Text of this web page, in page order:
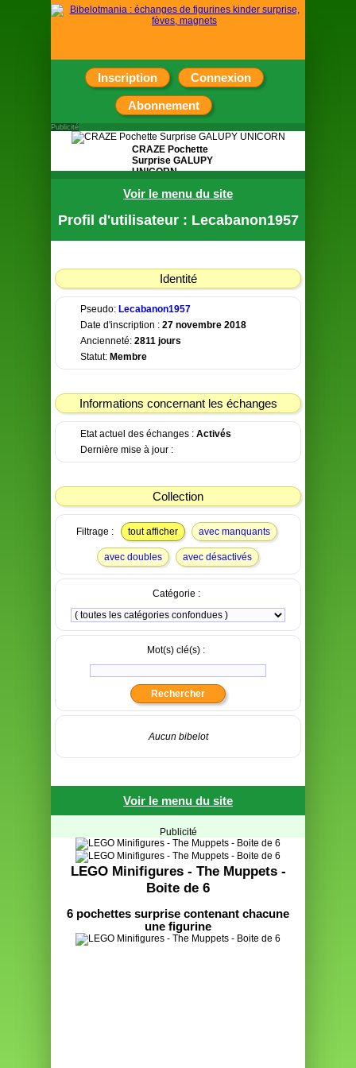
Inscription Connexion
Abonnement
Voir le menu du site
Profil d'utilisateur : Lecabanon1957
Identité
Pseudo: Lecabanon1957
Date d'inscription : 27 novembre 2018
Ancienneté: 2811 jours
Statut: Membre
Informations concernant les échanges
Etat actuel des échanges : Activés
Dernière mise à jour :
Collection
Filtrage : tout afficher avec manquants
avec doubles avec désactivés
Catégorie :
Mot(s) clé(s) :
Aucun bibelot
Voir le menu du site
Publicité
LEGO Minifigures - The Muppets -
Boite de 6
6 pochettes surprise contenant chacune
une figurine
Publicité
CRAZE Pochette
Surprise GALUPY
UNICORN
Contient 4 petits
thème des licornes